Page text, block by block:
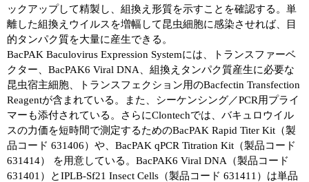
ックアップして精製し、組換え形質を示すことを確認する。単
離した組換えウイルスを増幅して昆虫細胞に感染させれば、目
的タンパク質を大量に産生できる。
BacPAK Baculovirus Expression Systemには、トランスファーベ
クター、BacPAK6 Viral DNA、組換えタンパク質産生に必要な
昆虫宿主細胞、トランスフェクション用のBacfectin Transfection
Reagentが含まれている。また、シーケンシング／PCR用プライ
マーも添付されている。さらにClontechでは、バキュロウイル
スの力価を短時間で測定するためのBacPAK Rapid Titer Kit（製
品コード 631406）や、BacPAK qPCR Titration Kit（製品コード
631414） を用意している。BacPAK6 Viral DNA（製品コード
631401）とIPLB-Sf21 Insect Cells（製品コード 631411）は単品